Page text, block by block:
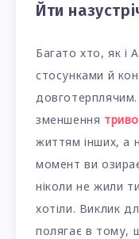
Йти
Багато хто, як і
стосунками й
зменшення
життям інших, а
момент ви
ніколи не жили
хотіли. Виклик
полягає в тому,